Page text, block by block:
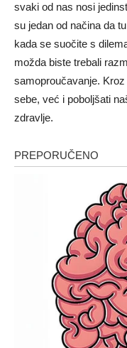
svaki od nas nosi
su jedan od načina da
kada se suočite s
možda biste trebali
samoproučavanje.
sebe, već i poboljšati
zdravlje.